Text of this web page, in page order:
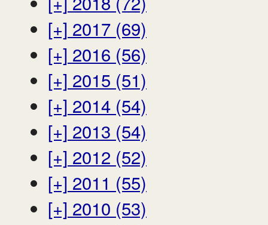
[+] 2017 (69)
[+] 2016 (56)
[+] 2015 (51)
[+] 2014 (54)
[+] 2013 (54)
[+] 2012 (52)
[+] 2011 (55)
[+] 2010 (53)